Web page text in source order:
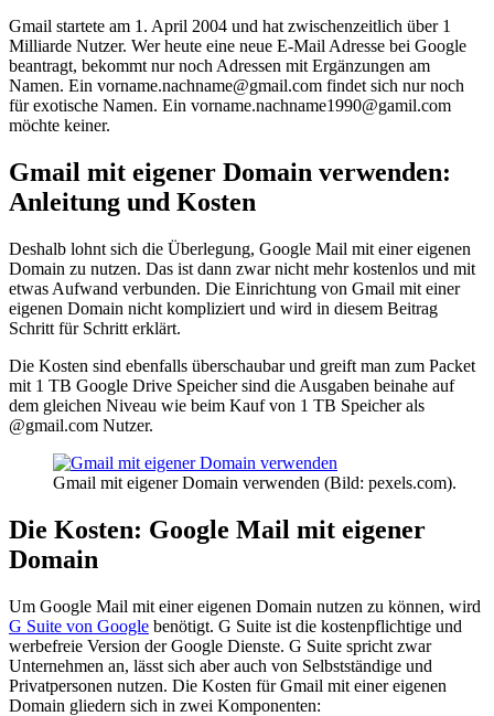
Gmail startete am 1. April 2004 und hat zwischenzeitlich über 1
Milliarde Nutzer. Wer heute eine neue E-Mail Adresse bei Google
beantragt, bekommt nur noch Adressen mit Ergänzungen am
Namen. Ein vorname.nachname@gmail.com findet sich nur noch
für exotische Namen. Ein vorname.nachname1990@gamil.com
möchte keiner.
Gmail mit eigener Domain verwenden:
Anleitung und Kosten
Deshalb lohnt sich die Überlegung, Google Mail mit einer eigenen
Domain zu nutzen. Das ist dann zwar nicht mehr kostenlos und mit
etwas Aufwand verbunden. Die Einrichtung von Gmail mit einer
eigenen Domain nicht kompliziert und wird in diesem Beitrag
Schritt für Schritt erklärt.
Die Kosten sind ebenfalls überschaubar und greift man zum Packet
mit 1 TB Google Drive Speicher sind die Ausgaben beinahe auf
dem gleichen Niveau wie beim Kauf von 1 TB Speicher als
@gmail.com Nutzer.
Gmail mit eigener Domain verwenden (Bild: pexels.com).
Die Kosten: Google Mail mit eigener
Domain
Um Google Mail mit einer eigenen Domain nutzen zu können, wird
G Suite von Google benötigt. G Suite ist die kostenpflichtige und
werbefreie Version der Google Dienste. G Suite spricht zwar
Unternehmen an, lässt sich aber auch von Selbstständige und
Privatpersonen nutzen. Die Kosten für Gmail mit einer eigenen
Domain gliedern sich in zwei Komponenten: